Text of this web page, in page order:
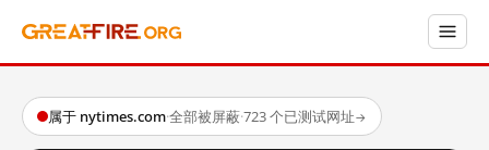
属于 nytimes.com·全部被屏蔽·723 个已测试网址→